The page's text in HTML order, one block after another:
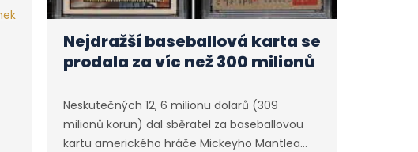
Nejdražší baseballová karta se
prodala za víc než 300 milionů
Neskutečných 12, 6 milionu dolarů (309
milionů korun) dal sběratel za baseballovou
kartu amerického hráče Mickeyho Mantlea…